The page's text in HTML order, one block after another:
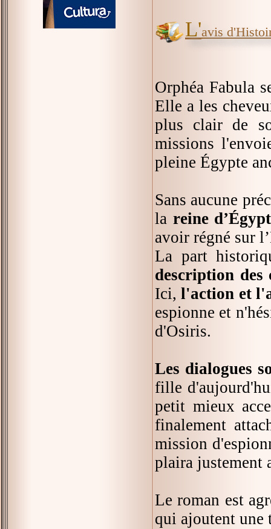
L'avis
Orphéa Fabula
Elle a les
plus clair de
missions
pleine Égypte
Sans aucune
la reine
avoir régné sur
La part
description des
Ici,l'action et
espionne et
d'Osiris.
Les dialogues
fille
petit mieux
finalement
mission
plaira justement
Le roman est
qui ajoutent une